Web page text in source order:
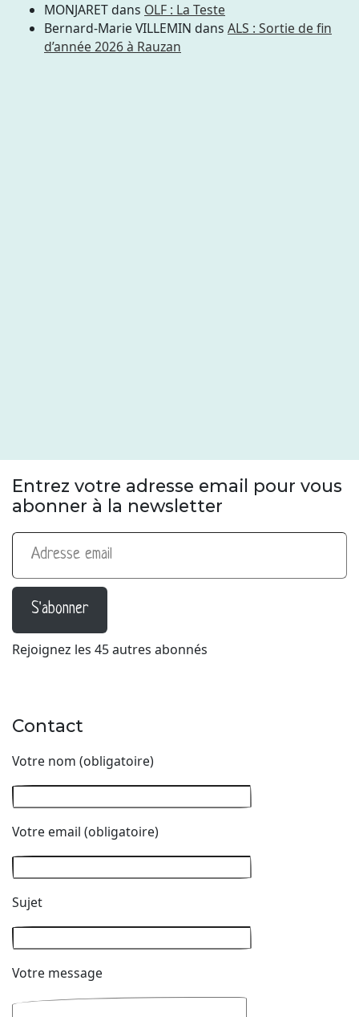
MONJARETdans OLF : La Teste
Bernard-Marie VILLEMIN dans ALS : Sortie de fin
d’année 2026 à Rauzan
Entrez votre adresse email pour vous
abonner à la newsletter
Adresse email
S'abonner
Rejoignez les 45 autres abonnés
Contact
Votre nom (obligatoire)
Votre email (obligatoire)
Sujet
Votre message